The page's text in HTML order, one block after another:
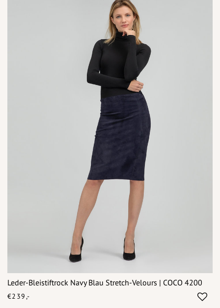
Leder-Bleistiftrock Navy Blau Stretch-Velours | COCO 4200
€239,-